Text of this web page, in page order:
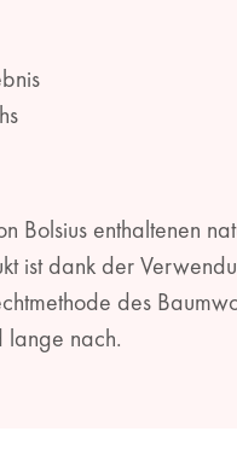
Bolsius enthaltenen
ist dank der
des
lange nach.